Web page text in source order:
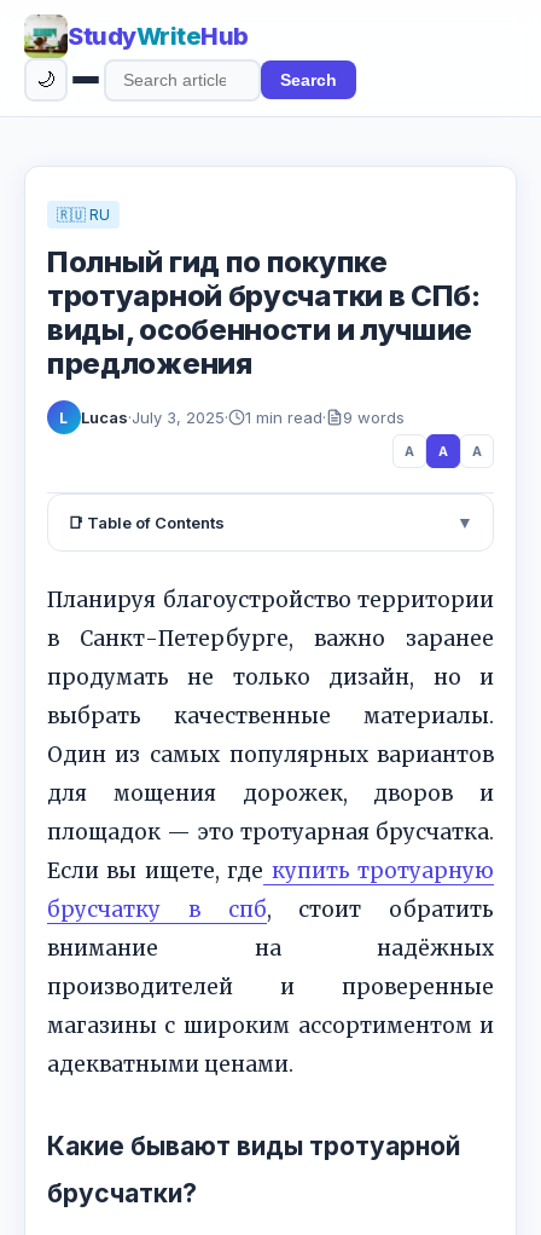
StudyWriteHub
Search
articles
Search
🌙
🇷🇺 RU
Полный гид по покупке
тротуарной брусчатки в СПб:
виды, особенности и лучшие
предложения
L Lucas·July 3, 2025· 1 min read· 9 words
A A A
📑 Table of Contents ▼
Планируя благоустройство территории
в Санкт-Петербурге, важно заранее
продумать не только дизайн, но и
выбрать качественные материалы.
Один из самых популярных вариантов
для мощения дорожек, дворов и
площадок — это тротуарная брусчатка.
Если вы ищете, где купить тротуарную
брусчатку в спб, стоит обратить
внимание на надёжных
производителей и проверенные
магазины с широким ассортиментом и
адекватными ценами.
Какие бывают виды тротуарной
брусчатки?